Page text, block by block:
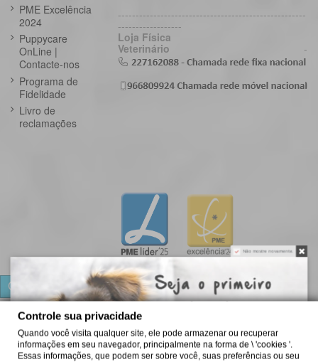
PME Excelência
2024
Puppycare
OnLine |
Contacte-nos
Programa de
Fidelidade
Livro de
reclamações
-----------------------------------------------------
------------------
Loja Física
Veterinário -
Controle a sua privacidade
Puppycare Unipessoal, Lda
Não mostre novamente.
Controle sua privacidade
Quando você visita qualquer site, ele pode armazenar ou recuperar
informações em seu navegador, principalmente na forma de \ 'cookies '.
Essas informações, que podem ser sobre você, suas preferências ou seu